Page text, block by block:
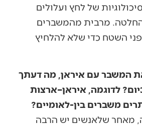
של לחץ ועלולים
מרבית מהמשברים
השטח כדי שלא להלחיץ
המשבר עם איראן, מה דעתך
לדוגמה, איראן–ארצות
משברים בין-לאומיים?
מאחר שלאנשים יש הרבה